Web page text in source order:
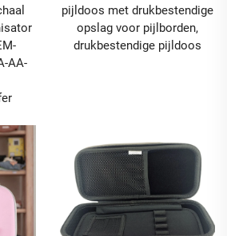
AA-
pijldoos met drukbestendige
opslag voor pijlborden,
drukbestendige pijldoos